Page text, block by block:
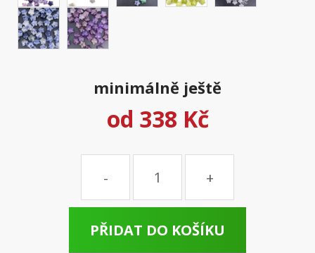
minimálně ještě
od 338 Kč
Množství
PŘIDAT DO KOŠÍKU